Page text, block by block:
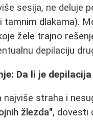
sesija, ne deluje
tamnim dlakama).
žele trajno
depilaciju
Da li je
straha i
žlezda", dovesti